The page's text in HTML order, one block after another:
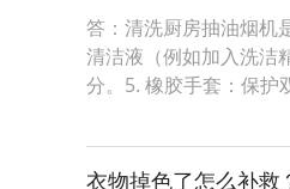
答：清洗厨房抽油烟机
清洁液（例如加入洗洁
分。5. 橡胶手套：保护
衣物掉色了怎么补救